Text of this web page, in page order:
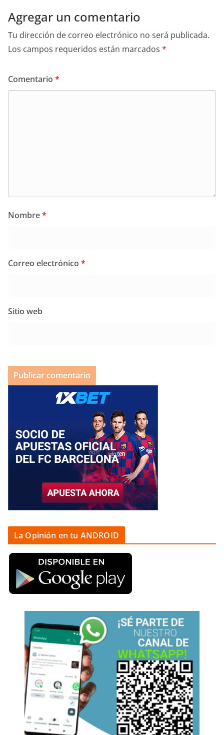
Agregar un comentario
Tu dirección de correo electrónico no será publicada.
Los campos requeridos están marcados *
Comentario *
Nombre*
Correo electrónico *
Sitio web
La Opinión en tu ANDROID